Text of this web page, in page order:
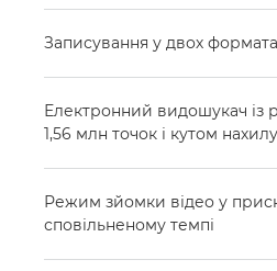
Записування у двох
Електронний видошукач із
1,56 млн точок і кутом
Режим зйомки відео у
сповільненому темпі